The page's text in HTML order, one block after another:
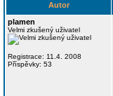
Autor
plamen
Velmi zkušený uživatel
Registrace: 11.4. 2008
Příspěvky: 53